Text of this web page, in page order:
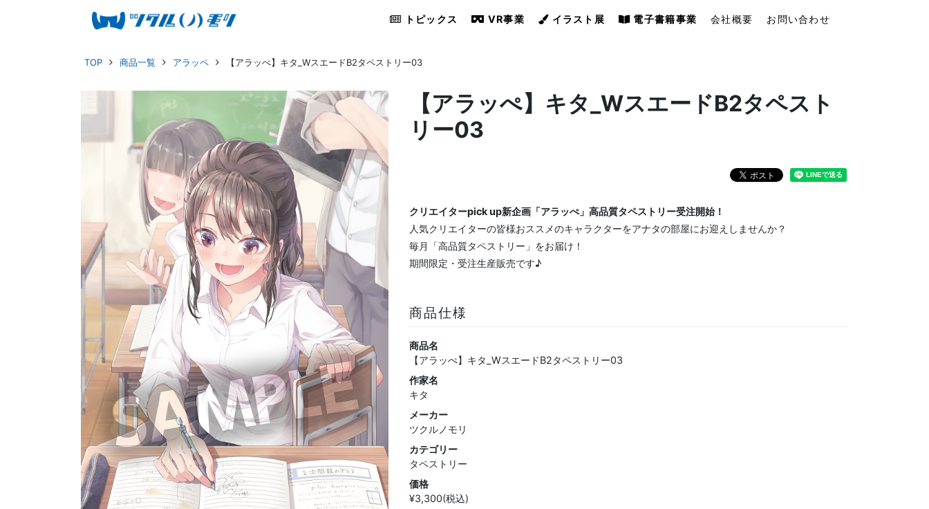
トピックス VR事業 イラスト展 電子書籍事業 会社概要 お問い合わせ
TOP 商品一覧 アラッペ 【アラッぺ】キタ_WスエードB2タペストリー03
【アラッぺ】キタ_WスエードB2タペスト
リー03
クリエイターpick up新企画「アラッぺ」高品質タペストリー受注開始！
人気クリエイターの皆様おススメのキャラクターをアナタの部屋にお迎えしませんか？
毎月「高品質タペストリー」をお届け！
期間限定・受注生産販売です♪
商品仕様
商品名
【アラッぺ】キタ_WスエードB2タペストリー03
作家名
キタ
メーカー
ツクルノモリ
カテゴリー
タペストリー
価格
¥3,300(税込)